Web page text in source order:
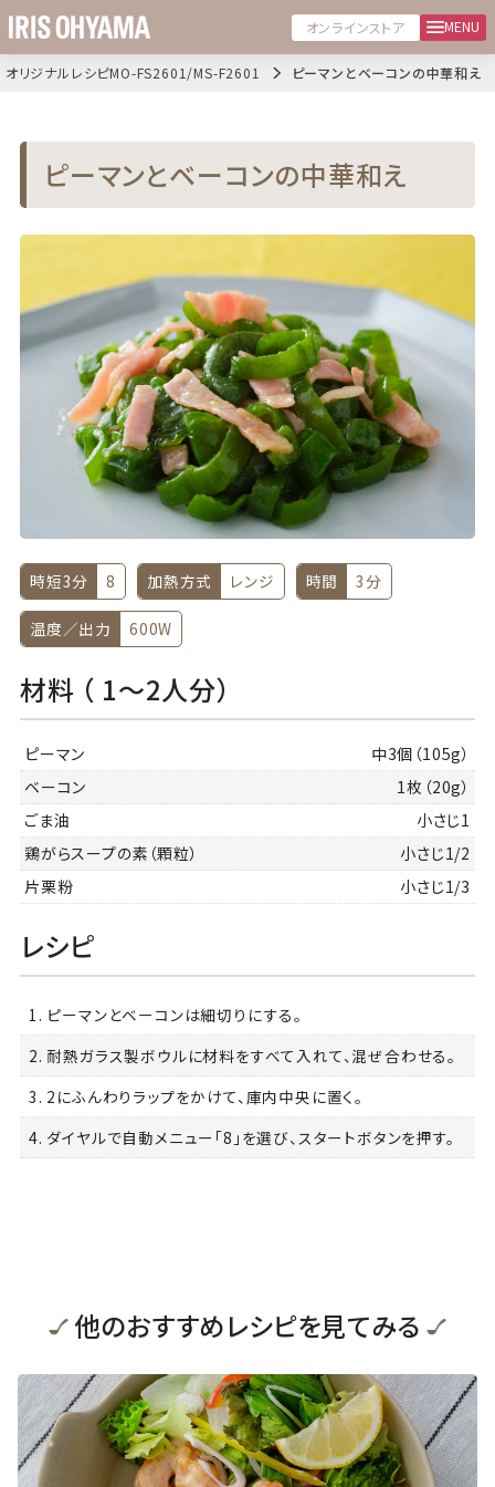
オンラインストア MENU
オリジナルレシピMO-FS2601/MS-F2601 ピーマンとベーコンの中華和え
ピーマンとベーコンの中華和え
時短3分 8 加熱方式 レンジ 時間 3分
温度／出力 600W
材料 （ 1～2人分）
ピーマン
中3個（105g）
ベーコン
1枚（20g）
ごま油
小さじ1
鶏がらスープの素（顆粒）
小さじ1/2
片栗粉
小さじ1/3
レシピ
1. ピーマンとベーコンは細切りにする。
2. 耐熱ガラス製ボウルに材料をすべて入れて、混ぜ合わせる。
3. 2にふんわりラップをかけて、庫内中央に置く。
4. ダイヤルで自動メニュー「8」を選び、スタートボタンを押す。
他のおすすめレシピを見てみる